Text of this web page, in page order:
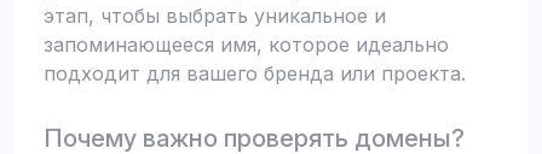
этап, чтобы выбрать уникальное и
запоминающееся имя, которое идеально
подходит для вашего бренда или проекта.
Почему важно проверять домены?